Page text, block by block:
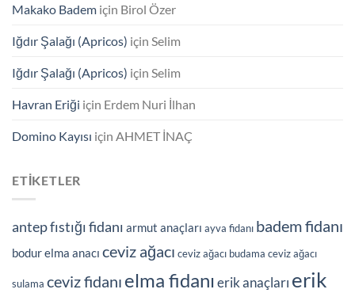
Makako Badem için Birol Özer
Iğdır Şalağı (Apricos) için Selim
Iğdır Şalağı (Apricos) için Selim
Havran Eriği için Erdem Nuri İlhan
Domino Kayısı için AHMET İNAÇ
ETIKETLER
antep fıstığı fidanı armut anaçları ayva fidanı badem fidanı
bodur elma anacı ceviz ağacı ceviz ağacı budama ceviz ağacı
sulama ceviz fidanı elma fidanı erik anaçları erik